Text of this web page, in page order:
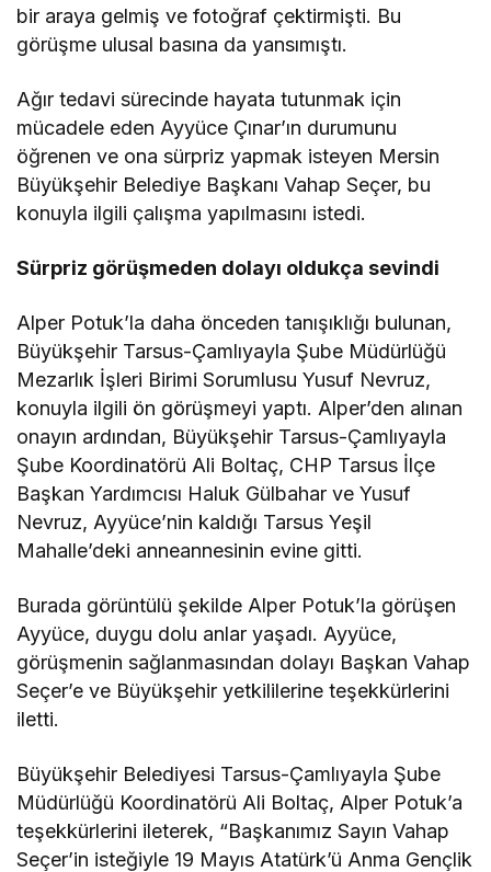
bir araya gelmiş ve fotoğraf çektirmişti. Bu
görüşme ulusal basına da yansımıştı.
Ağır tedavi sürecinde hayata tutunmak için
mücadele eden Ayyüce Çınar’ın durumunu
öğrenen ve ona sürpriz yapmak isteyen Mersin
Büyükşehir Belediye Başkanı Vahap Seçer, bu
konuyla ilgili çalışma yapılmasını istedi.
Sürpriz görüşmeden dolayı oldukça sevindi
Alper Potuk’la daha önceden tanışıklığı bulunan,
Büyükşehir Tarsus-Çamlıyayla Şube Müdürlüğü
Mezarlık İşleri Birimi Sorumlusu Yusuf Nevruz,
konuyla ilgili ön görüşmeyi yaptı. Alper’den alınan
onayın ardından, Büyükşehir Tarsus-Çamlıyayla
Şube Koordinatörü Ali Boltaç, CHP Tarsus İlçe
Başkan Yardımcısı Haluk Gülbahar ve Yusuf
Nevruz, Ayyüce’nin kaldığı Tarsus Yeşil
Mahalle’deki anneannesinin evine gitti.
Burada görüntülü şekilde Alper Potuk’la görüşen
Ayyüce, duygu dolu anlar yaşadı. Ayyüce,
görüşmenin sağlanmasından dolayı Başkan Vahap
Seçer’e ve Büyükşehir yetkililerine teşekkürlerini
iletti.
Büyükşehir Belediyesi Tarsus-Çamlıyayla Şube
Müdürlüğü Koordinatörü Ali Boltaç, Alper Potuk’a
teşekkürlerini ileterek, “Başkanımız Sayın Vahap
Seçer’in isteğiyle 19 Mayıs Atatürk’ü Anma Gençlik